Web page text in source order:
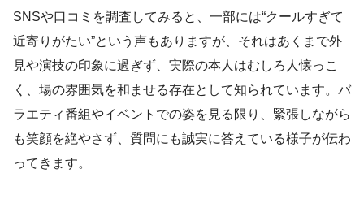
SNSや口コミを調査してみると、一部には“クールすぎて
近寄りがたい”という声もありますが、それはあくまで外
見や演技の印象に過ぎず、実際の本人はむしろ人懐っこ
く、場の雰囲気を和ませる存在として知られています。バ
ラエティ番組やイベントでの姿を見る限り、緊張しながら
も笑顔を絶やさず、質問にも誠実に答えている様子が伝わ
ってきます。